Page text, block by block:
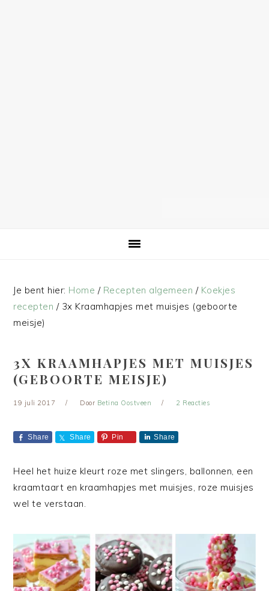
Je bent hier: Home / Recepten algemeen / Koekjes
recepten /3x Kraamhapjes met muisjes (geboorte
meisje)
3X KRAAMHAPJES MET MUISJES
(GEBOORTE MEISJE)
19 juli 2017 Door Betina Oostveen 2 Reacties
Share Share Pin Share
Heel het huize kleurt roze met slingers, ballonnen, een
kraamtaart en kraamhapjes met muisjes, roze muisjes
wel te verstaan.